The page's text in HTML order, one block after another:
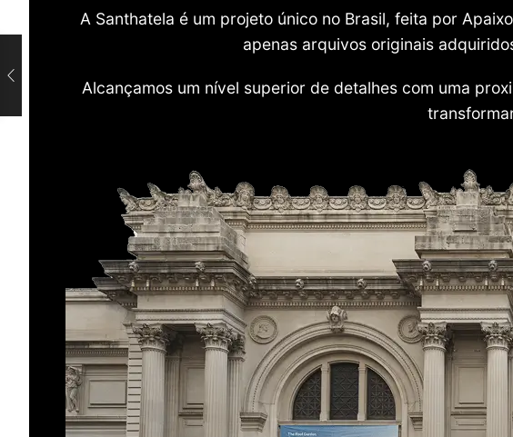
A Santhatela é um projeto único no Brasil, feita por
apenas arquivos originais
Alcançamos um nível superior de detalhes com uma